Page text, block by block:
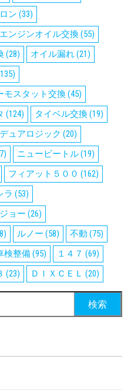
ン (33)
エンジンオイル交換(55)
(28) オイル漏れ(21)
モスタット交換(45)
(124) タイベル交換(19)
デュアロジック (20)
ニュービートル(19)
フィアット５００ (162)
ラ (53)
ョー (26)
ルノー (58) 不動 (75)
検整備(95) １４７ (69)
(23) ＤＩＸＣＥＬ (20)